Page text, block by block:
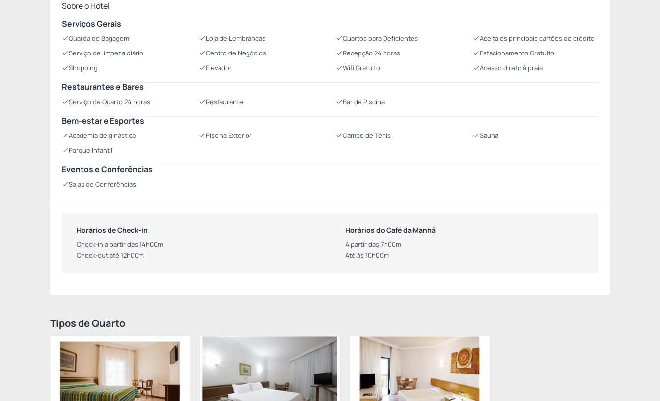
Sobre o Hotel
Serviços Gerais
Guarda de Bagagem Loja de Lembranças Quartos para Deficientes
Aceita os principais cartões de crédito
Serviço de limpeza diário
Centro de Negócios Recepção 24 horas
Estacionamento Gratuito
Shopping
Elevador Wifi Gratuito Acesso direto à praia
Restaurantes e Bares
Serviço de Quarto 24 horas Restaurante Bar de Piscina
Bem-estar e Esportes
Academia de ginástica Piscina Exterior Campo de Ténis
Sauna
Parque Infantil
Eventos e Conferências
Salas de Conferências
Horários de Check-in
Check-in a partir das 14h00m
Check-out até 12h00m
Horários do Café da Manhã
A partir das 7h00m
Até às 10h00m
Tipos de Quarto